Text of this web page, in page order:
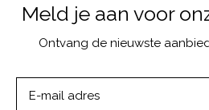
Meld je aan voor
Ontvang de nieuwste